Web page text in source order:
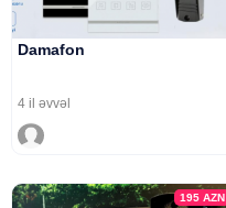
Damafon
4 il əvvəl
195AZN